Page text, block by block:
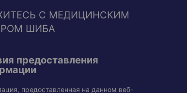
С МЕДИЦИНСКИМ
ШИБА
предоставления
предоставленная на данном веб-